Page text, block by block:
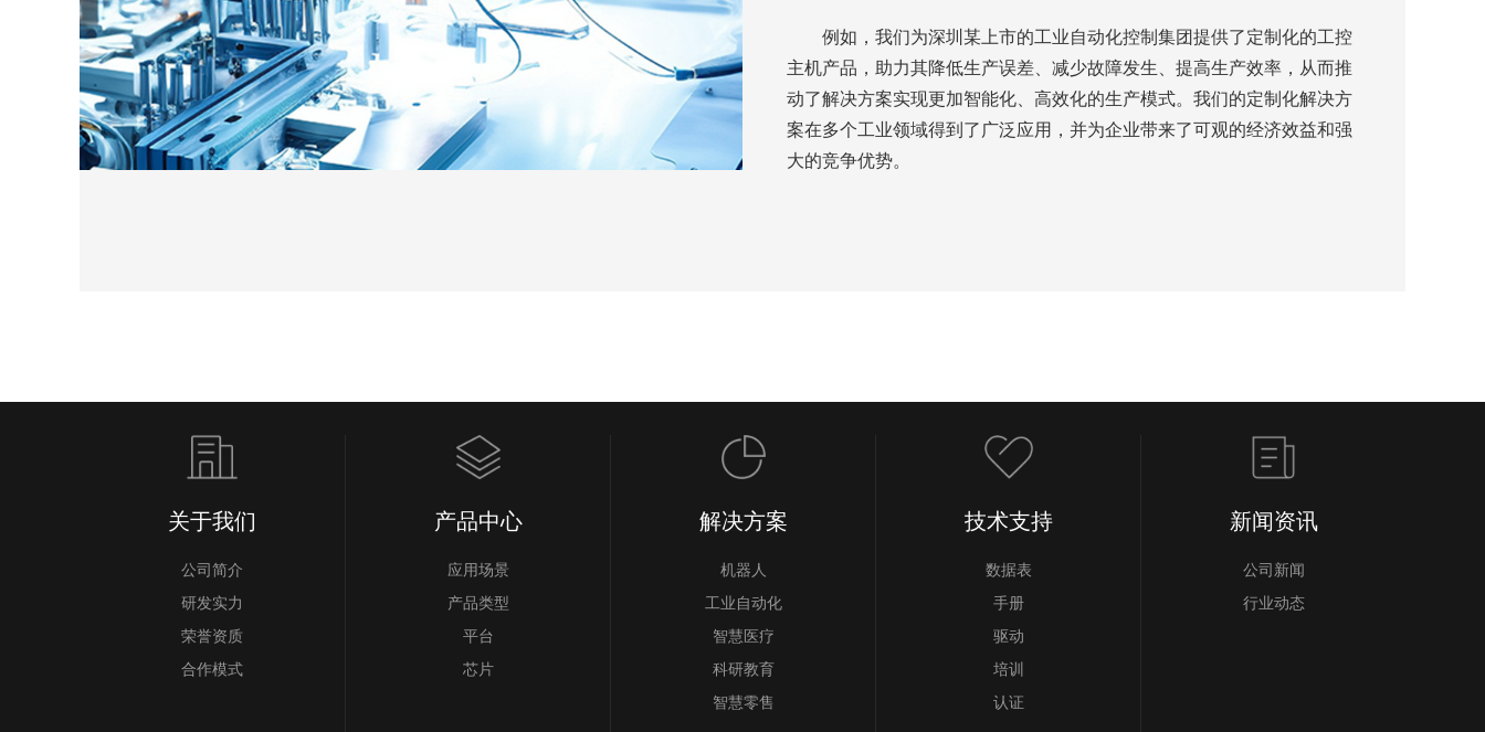
例如，我们为深圳某上市的工业自动化控制集团提供了定制化的工控
主机产品，助力其降低生产误差、减少故障发生、提高生产效率，从而推
动了解决方案实现更加智能化、高效化的生产模式。我们的定制化解决方
案在多个工业领域得到了广泛应用，并为企业带来了可观的经济效益和强
大的竞争优势。
关于我们
公司简介
研发实力
荣誉资质
合作模式
产品中心
应用场景
产品类型
平台
芯片
解决方案
机器人
工业自动化
智慧医疗
科研教育
智慧零售
技术支持
数据表
手册
驱动
培训
认证
新闻资讯
公司新闻
行业动态